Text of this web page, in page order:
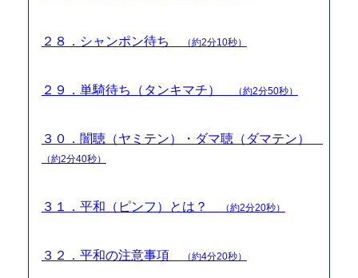
２８．シャンポン待ち （約2分10秒）
２９．単騎待ち（タンキマチ） （約2分50秒）
３０．闇聴（ヤミテン）・ダマ聴（ダマテン）
（約2分40秒）
３１．平和（ピンフ）とは？ （約2分20秒）
３２．平和の注意事項 （約4分20秒）